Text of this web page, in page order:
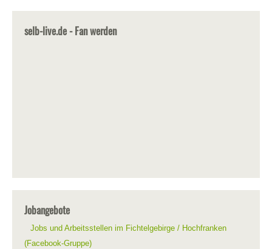
selb-live.de - Fan werden
Jobangebote
Jobs und Arbeitsstellen im Fichtelgebirge / Hochfranken
(Facebook-Gruppe)